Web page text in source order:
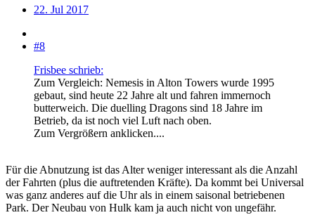
22. Jul 2017
#8
Frisbee schrieb:
Zum Vergleich: Nemesis in Alton Towers wurde 1995
gebaut, sind heute 22 Jahre alt und fahren immernoch
butterweich. Die duelling Dragons sind 18 Jahre im
Betrieb, da ist noch viel Luft nach oben.
Zum Vergrößern anklicken....
Für die Abnutzung ist das Alter weniger interessant als die Anzahl
der Fahrten (plus die auftretenden Kräfte). Da kommt bei Universal
was ganz anderes auf die Uhr als in einem saisonal betriebenen
Park. Der Neubau von Hulk kam ja auch nicht von ungefähr.